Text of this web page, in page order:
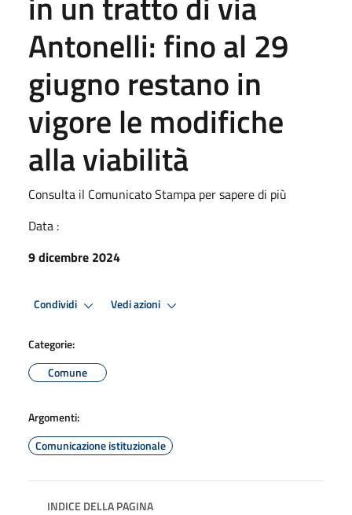
Antonelli: fino al 29
giugno restano in
vigore le modifiche
alla viabilità
Consulta il Comunicato Stampa per sapere di più
Data :
9 dicembre 2024
Condividi Vedi azioni
Categorie:
Comune
Argomenti:
Comunicazione istituzionale
INDICE DELLA PAGINA